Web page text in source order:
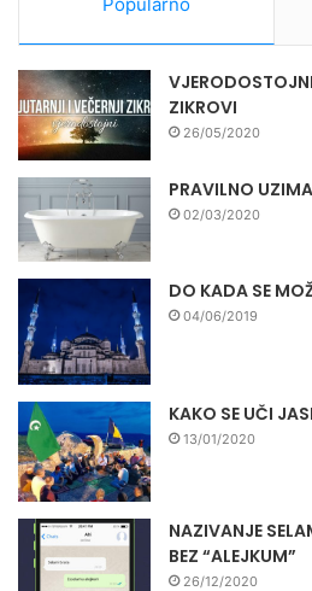
ZIKROVI
26/05/2020
PRAVILNO
02/03/2020
DO KADA SE
04/06/2019
KAKO SE UČI
13/01/2020
NAZIVANJE
BEZ “ALEJKUM”
26/12/2020